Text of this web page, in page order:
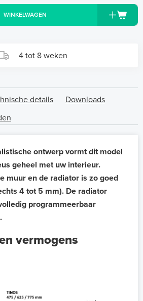
WINKELWAGEN
4 tot 8 weken
details
Downloads
ontwerp vormt dit model
geheel met uw interieur.
muur en de radiator is zo goed
4 tot 5 mm). De radiator
programmeerbaar
vermogens